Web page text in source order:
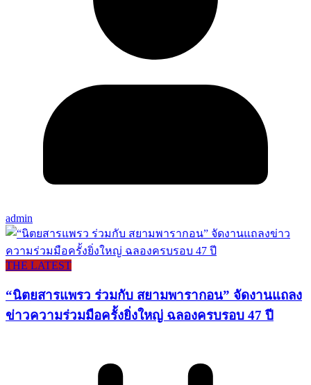
admin
THE LATEST
“นิตยสารแพรว ร่วมกับ สยามพารากอน” จัดงานแถลง
ข่าวความร่วมมือครั้งยิ่งใหญ่ ฉลองครบรอบ 47 ปี